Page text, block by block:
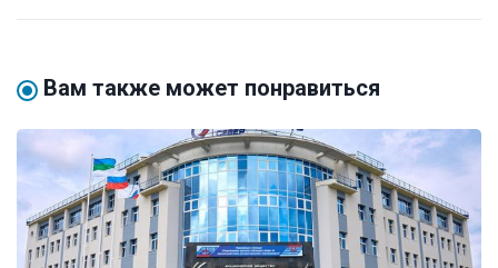
Вам также может понравиться